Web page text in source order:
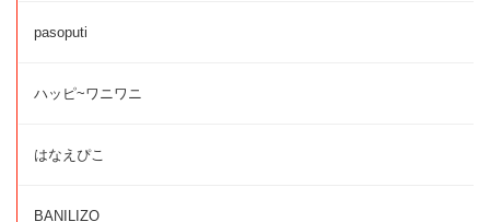
pasoputi
ハッピ~ワニワニ
はなえぴこ
BANILIZO